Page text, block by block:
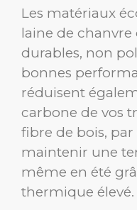
Les matériaux
laine de
durables, non
bonnes
réduisent
carbone de vos
fibre de bois,
maintenir une
même en été
thermique élevé.